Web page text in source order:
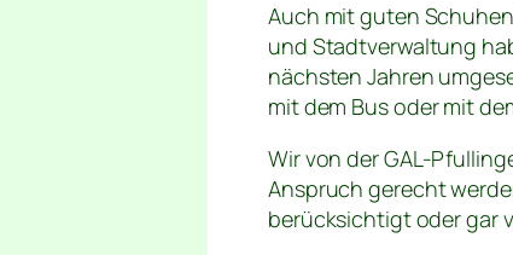
Auch mit guten
und Stadtverwaltung
nächsten Jahren
mit dem Bus oder mit
Wir von der GAL-
Anspruch gerecht
berücksichtigt oder gar